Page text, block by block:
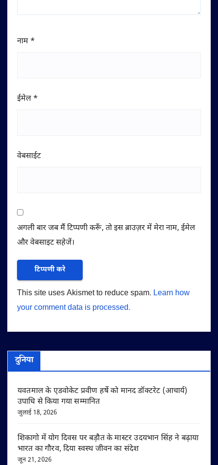
नाम *
ईमेल *
वेबसाईट
अगली बार जब मैं टिप्पणी करूँ, तो इस ब्राउज़र में मेरा नाम, ईमेल
और वेबसाइट सहेजें।
This site uses Akismet to reduce spam. Learn how
your comment data is processed.
दुनिया
यवतमाल के एडवोकेट प्रवीण हर्षे को मानद डॉक्टरेट (आचार्य)
उपाधि से किया गया सम्मानित
जुलाई 18, 2026
शिकागो में योग दिवस पर बड़ौत के मास्टर उदयभान सिंह ने बढ़ाया
भारत का गौरव, दिया स्वस्थ जीवन का संदेश
जून 21, 2026